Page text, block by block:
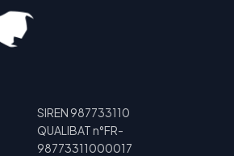
SIREN 987733110
QUALIBAT n°FR-
98773311000017